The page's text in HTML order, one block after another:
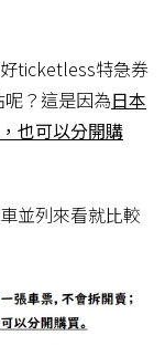
ticketless特急券
？這是因為日本
也可以分開購
並列來看就比較